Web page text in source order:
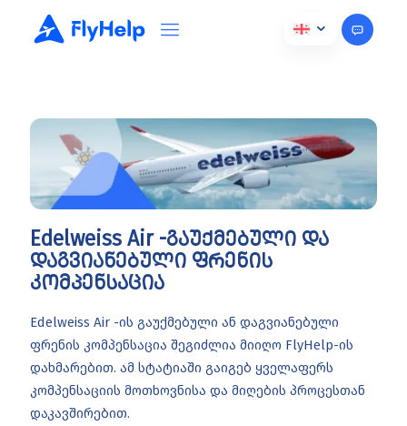
Edelweiss Air -გაუქმებული და
დაგვიანებული ფრენის
კომპენსაცია
Edelweiss Air -ის გაუქმებული ან დაგვიანებული
ფრენის კომპენსაცია შეგიძლია მიიღო FlyHelp-ის
დახმარებით. ამ სტატიაში გაიგებ ყველაფერს
კომპენსაციის მოთხოვნისა და მიღების პროცესთან
დაკავშირებით.